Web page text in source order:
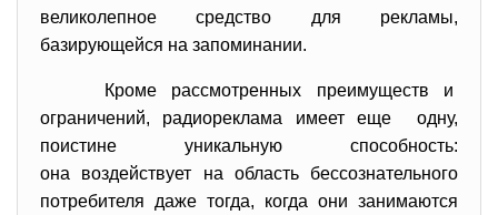
великолепное средство для рекламы,
базирующейся на запоминании.
Кроме рассмотренных преимуществ и
ограничений, радиореклама имеет еще одну,
поистине уникальную способность:
она воздействует на область бессознательного
потребителя даже тогда, когда они занимаются